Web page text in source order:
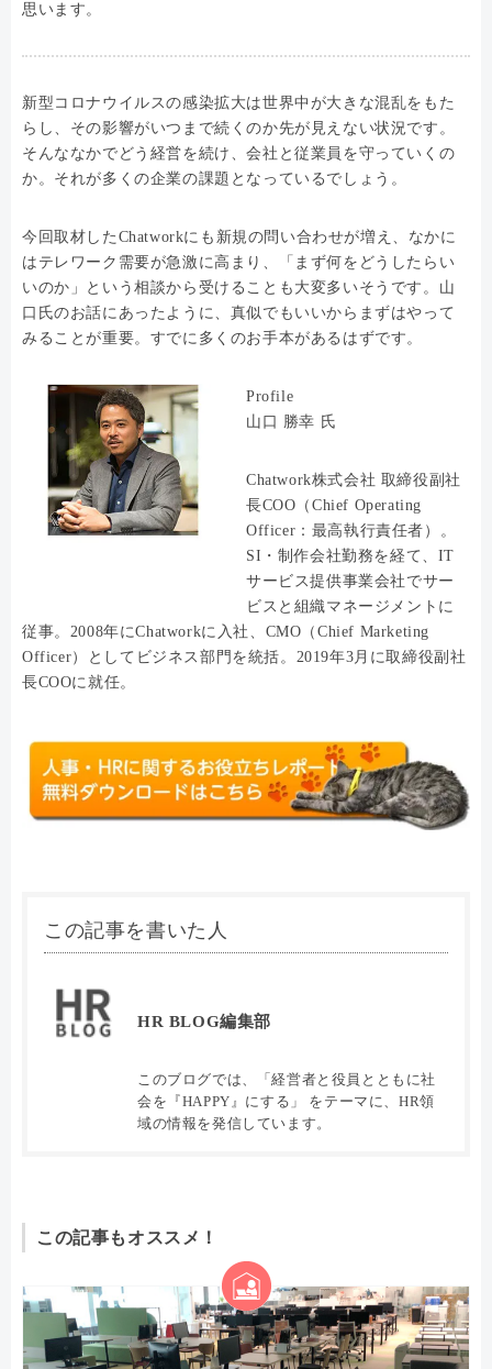
思います。
新型コロナウイルスの感染拡大は世界中が大きな混乱をもた
らし、その影響がいつまで続くのか先が見えない状況です。
そんななかでどう経営を続け、会社と従業員を守っていくの
か。それが多くの企業の課題となっているでしょう。
今回取材したChatworkにも新規の問い合わせが増え、なかに
はテレワーク需要が急激に高まり、「まず何をどうしたらい
いのか」という相談から受けることも大変多いそうです。山
口氏のお話にあったように、真似でもいいからまずはやって
みることが重要。すでに多くのお手本があるはずです。
Profile
山口 勝幸 氏
Chatwork株式会社 取締役副社
長COO（Chief Operating
Officer：最高執行責任者）。
SI・制作会社勤務を経て、IT
サービス提供事業会社でサー
ビスと組織マネージメントに
従事。2008年にChatworkに入社、CMO（Chief Marketing
Officer）としてビジネス部門を統括。2019年3月に取締役副社
長COOに就任。
この記事を書いた人
HR BLOG編集部
このブログでは、「経営者と役員とともに社
会を『HAPPY』にする」 をテーマに、HR領
域の情報を発信しています。
この記事もオススメ！